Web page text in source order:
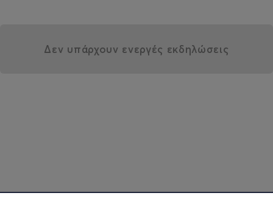
Δεν υπάρχουν ενεργές εκδηλώσεις